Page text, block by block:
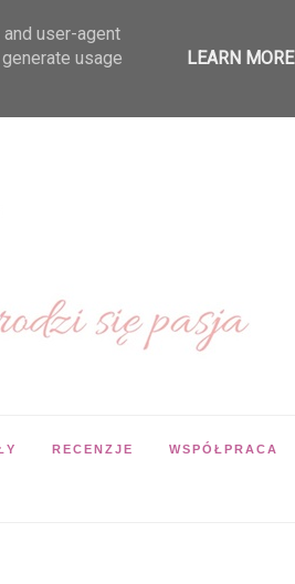
RECENZJE WSPÓŁPRACA
user-agent
usage
LEARN MORE